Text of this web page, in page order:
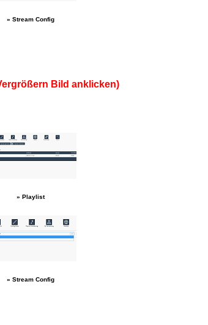
» Stream Config
Bild anklicken)
» Playlist
» Stream Config